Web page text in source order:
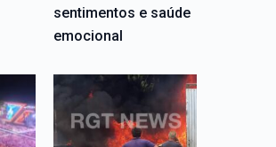
sentimentos e saúde
emocional